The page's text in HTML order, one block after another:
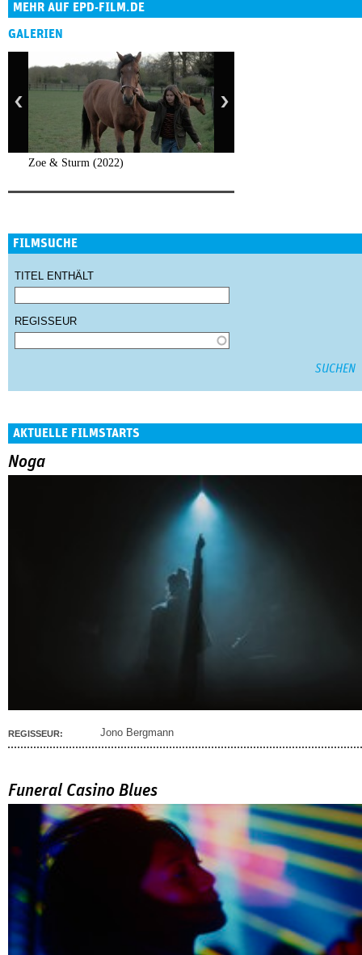
MEHR AUF EPD-FILM.DE
GALERIEN
Zoe & Sturm (2022)
FILMSUCHE
TITEL ENTHÄLT
REGISSEUR
AKTUELLE FILMSTARTS
Noga
REGISSEUR: Jono Bergmann
Funeral Casino Blues